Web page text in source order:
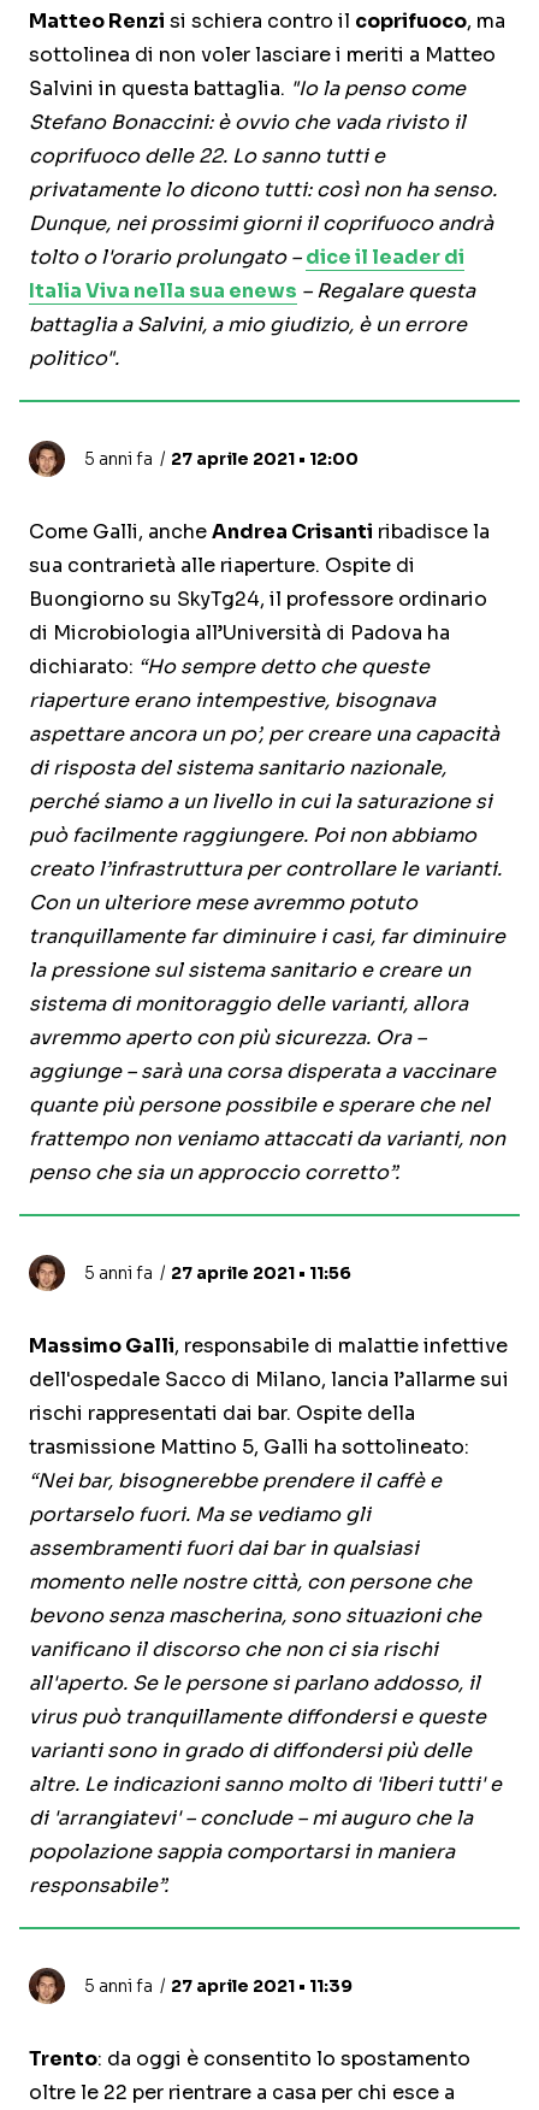
Matteo Renzi si schiera contro il coprifuoco, ma
sottolinea di non voler lasciare i meriti a Matteo
Salvini in questa battaglia. "Io la penso come
Stefano Bonaccini: è ovvio che vada rivisto il
coprifuoco delle 22. Lo sanno tutti e
privatamente lo dicono tutti: così non ha senso.
Dunque, nei prossimi giorni il coprifuoco andrà
tolto o l'orario prolungato –dice il leader di
Italia Viva nella sua enews – Regalare questa
battaglia a Salvini, a mio giudizio, è un errore
politico".
5 anni fa 27 aprile 2021 • 12:00
Come Galli, ancheAndrea Crisanti ribadisce la
sua contrarietà alle riaperture. Ospite di
Buongiorno su SkyTg24, il professore ordinario
di Microbiologia all’Università di Padova ha
dichiarato: “Ho sempre detto che queste
riaperture erano intempestive, bisognava
aspettare ancora un po’, per creare una capacità
di risposta del sistema sanitario nazionale,
perché siamo a un livello in cui la saturazione si
può facilmente raggiungere. Poi non abbiamo
creato l’infrastruttura per controllare le varianti.
Con un ulteriore mese avremmo potuto
tranquillamente far diminuire i casi, far diminuire
la pressione sul sistema sanitario e creare un
sistema di monitoraggio delle varianti, allora
avremmo aperto con più sicurezza. Ora –
aggiunge – sarà una corsa disperata a vaccinare
quante più persone possibile e sperare che nel
frattempo non veniamo attaccati da varianti, non
penso che sia un approccio corretto”.
5 anni fa 27 aprile 2021 • 11:56
Massimo Galli, responsabile di malattie infettive
dell'ospedale Sacco di Milano, lancia l’allarme sui
rischi rappresentati dai bar. Ospite della
trasmissione Mattino 5, Galli ha sottolineato:
“Nei bar, bisognerebbe prendere il caffè e
portarselo fuori. Ma se vediamo gli
assembramenti fuori dai bar in qualsiasi
momento nelle nostre città, con persone che
bevono senza mascherina, sono situazioni che
vanificano il discorso che non ci sia rischi
all'aperto. Se le persone si parlano addosso, il
virus può tranquillamente diffondersi e queste
varianti sono in grado di diffondersi più delle
altre. Le indicazioni sanno molto di 'liberi tutti' e
di 'arrangiatevi' – conclude – mi auguro che la
popolazione sappia comportarsi in maniera
responsabile”.
5 anni fa 27 aprile 2021 • 11:39
Trento: da oggi è consentito lo spostamento
oltre le 22 per rientrare a casa per chi esce a